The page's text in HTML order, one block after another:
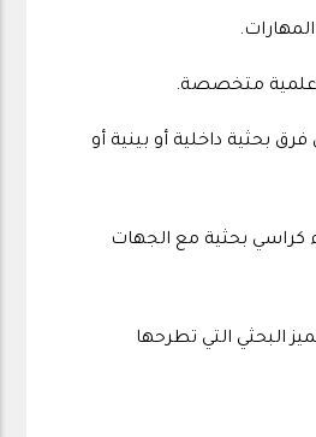
علمية متخصصة.
بحثية داخلية أو بينية أو
كراسي بحثية مع الجهات
البحثي التي تطرحها